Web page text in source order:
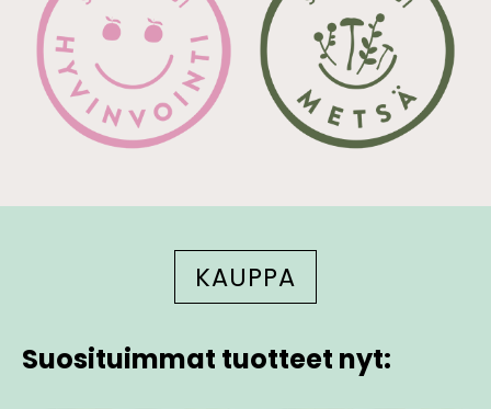
KAUPPA
Suosituimmat tuotteet nyt: